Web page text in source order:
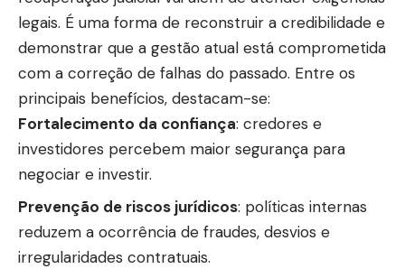
legais. É uma forma de reconstruir a credibilidade e
demonstrar que a gestão atual está comprometida
com a correção de falhas do passado. Entre os
principais benefícios, destacam-se:
Fortalecimento da confiança: credores e
investidores percebem maior segurança para
negociar e investir.
Prevenção de riscos jurídicos: políticas internas
reduzem a ocorrência de fraudes, desvios e
irregularidades contratuais.